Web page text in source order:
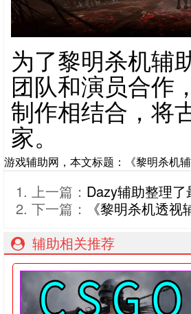
为了黎明杀机辅
团队和演员合作
制作相结合，将
家。
游戏辅助网，本文标题：《黎明杀机
上一篇： Dazy辅助整理
下一篇：
《黎明杀机透
辅助相关推荐